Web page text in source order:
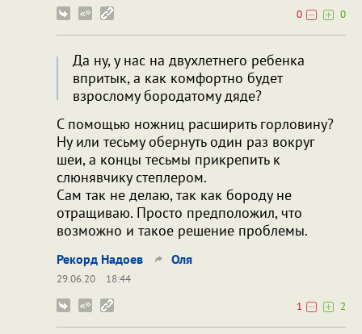
0
0
Да ну, у нас на двухлетнего ребенка
впритык, а как комфортно будет
взрослому бородатому дяде?
С помощью ножниц расширить горловину?
Ну или тесьму обернуть один раз вокруг
шеи, а концы тесьмы прикрепить к
слюнявчику степлером.
Сам так не делаю, так как бороду не
отращиваю. Просто предположил, что
возможно и такое решение проблемы.
Рекорд Надоев Оля
29.06.20
18:44
1
2